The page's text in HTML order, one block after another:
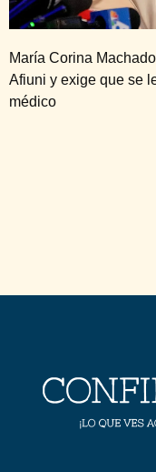
María Corina
Afiuni y exige que se
médico